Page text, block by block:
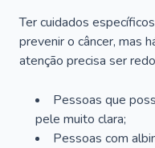
Ter cuidados
prevenir o câncer, mas
atenção precisa ser
Pessoas que
pele muito clara;
Pessoas com